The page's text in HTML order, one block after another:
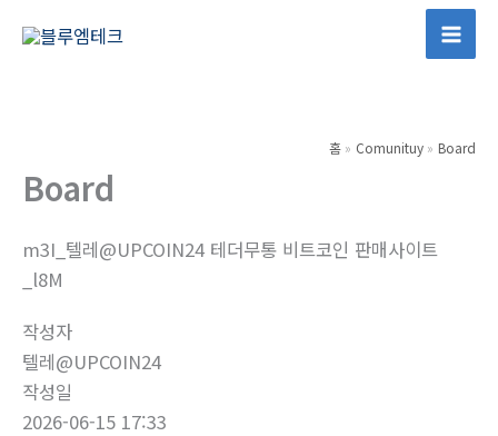
Main
홈 Comunituy Board
Board
m3I_텔레@UPCOIN24 테더무통 비트코인 판매사이트
_l8M
작성자
텔레@UPCOIN24
작성일
2026-06-15 17:33